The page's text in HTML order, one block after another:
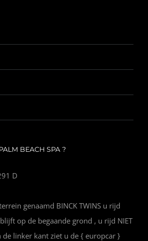
BEACH SPA ?
D
genaamd BINCK TWINS u rijd
op de begaande grond , u rijd NIET
de linker kant ziet u de { europcar }